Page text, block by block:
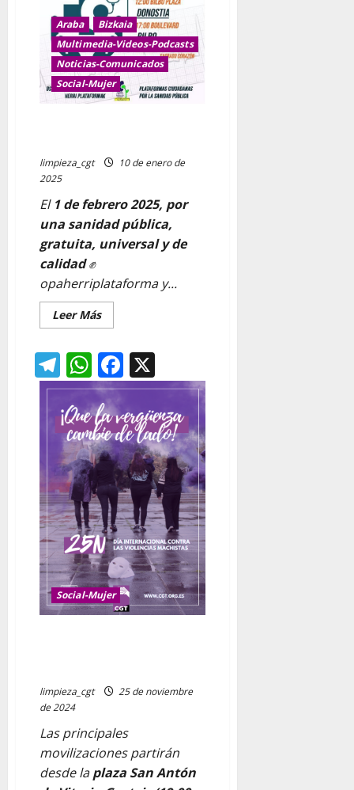
Araba
Bizkaia
Multimedia-Videos-Podcasts
Noticias-Comunicados
Social-Mujer
limpieza_cgt
10 de enero de
2025
El 1 de febrero 2025, por
una sanidad pública,
gratuita, universal y de
calidad✊
opaherriplataforma y...
Leer MásLeer
más
1
Febrero
mani
por
Osakidetza,
Te
va
la
vida
en
ello
Telegram
WhatsApp
Facebook
Social-Mujer
limpieza_cgt
25 de noviembre
de 2024
Las principales
movilizaciones partirán
desde laplaza San Antón